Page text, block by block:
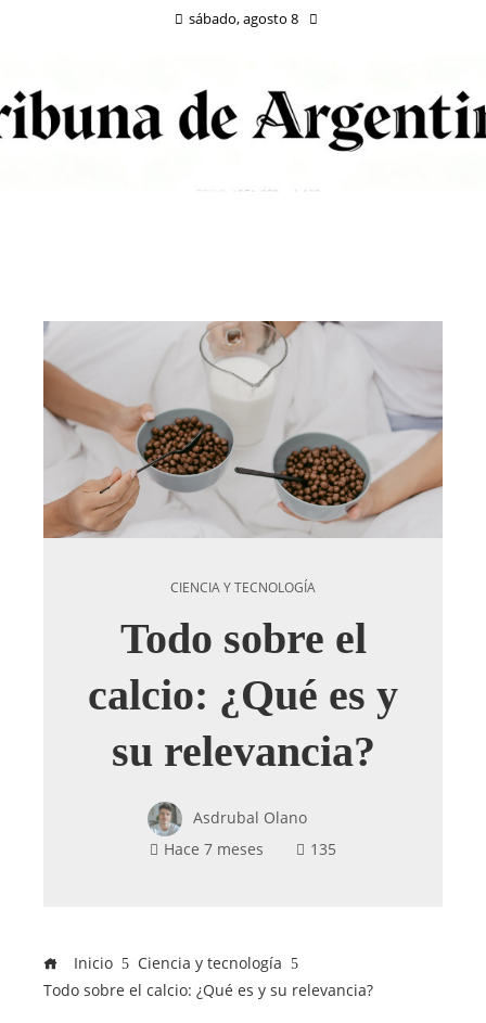
sábado, agosto 8
CIENCIA Y TECNOLOGÍA
Todo sobre el
calcio: ¿Qué es y
su relevancia?
Asdrubal Olano
Hace 7 meses
135
Inicio
Ciencia y tecnología
Todo sobre el calcio: ¿Qué es y su relevancia?